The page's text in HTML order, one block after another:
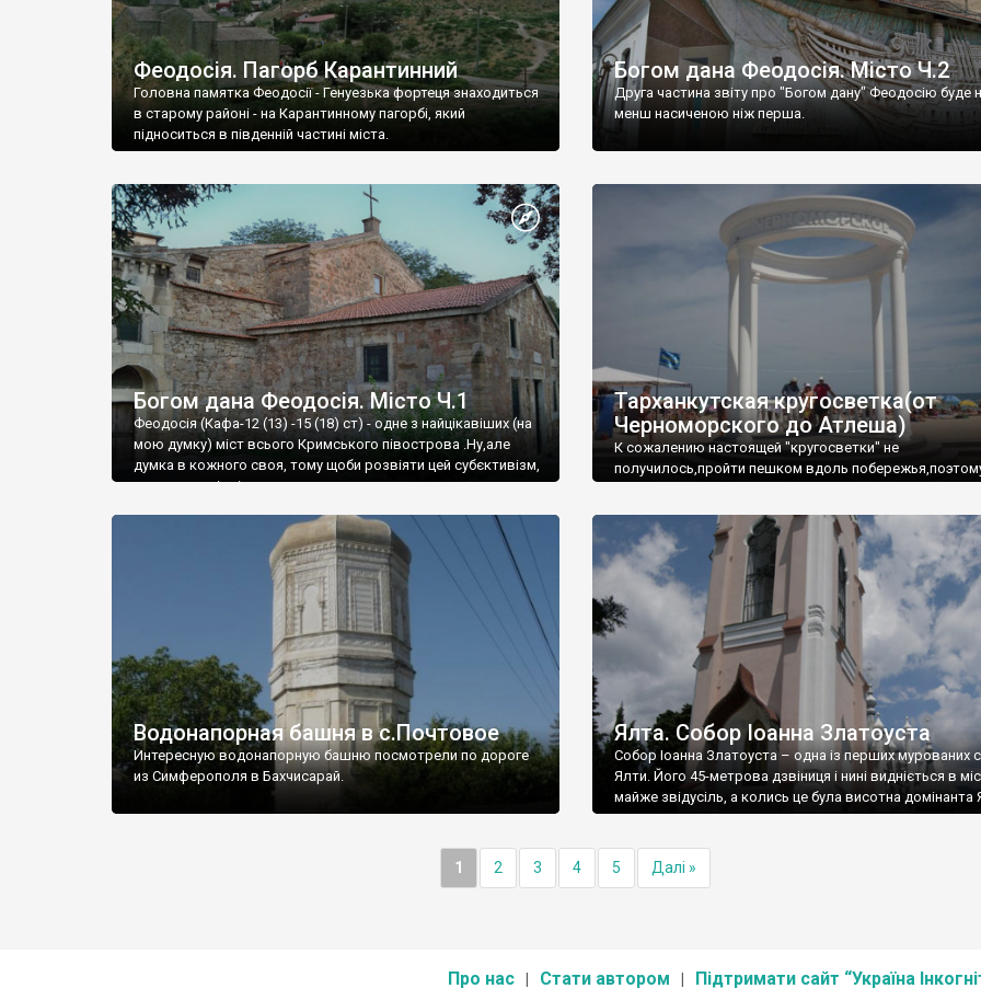
Феодосія. Пагорб Карантинний
Головна памятка Феодосії - Генуезька фортеця знаходиться
в старому районі - на Карантинному пагорбі, який
підноситься в південній частині міста.
Богом дана Феодосія. Місто Ч.2
Друга частина звіту про "Богом дану" Феодосію буде
менш насиченою ніж перша.
Богом дана Феодосія. Місто Ч.1
Феодосія (Кафа-12 (13) -15 (18) ст) - одне з найцікавіших (на
мою думку) міст всього Кримського півострова .Ну,але
думка в кожного своя, тому щоби розвіяти цей субєктивізм,
запрошую відвідати це
Тарханкутская кругосветка(от
Черноморского до Атлеша)
К сожалению настоящей "кругосветки" не
получилось,пройти пешком вдоль
Водонапорная башня в с.Почтовое
Интересную водонапорную башню посмотрели по дороге
из Симферополя в Бахчисарай.
Ялта. Собор Іоанна Златоуста
Собор Іоанна Златоуста – одна із перших мурованих
Ялти. Його 45-метрова дзвіниця і нині видніється в
майже звідусіль, а колись це була висотна домінанта
1 2 3 4 5 Далі »
Про нас Стати автором Підтримати сайт “Україна